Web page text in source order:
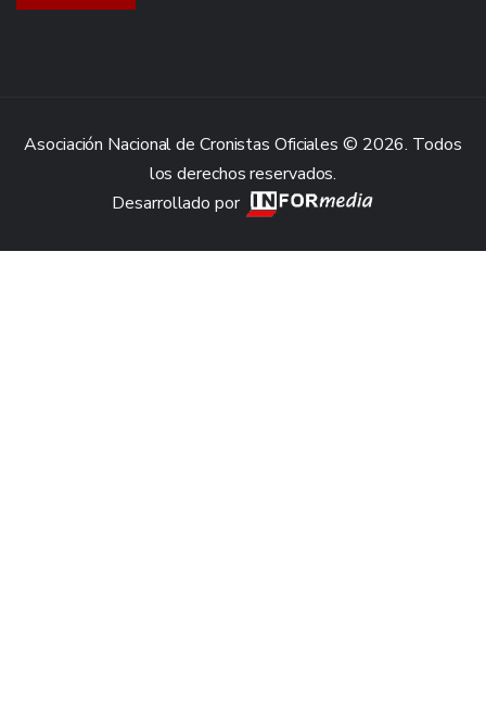
Asociación Nacional de Cronistas Oficiales © 2026. Todos
los derechos reservados.
Desarrollado por